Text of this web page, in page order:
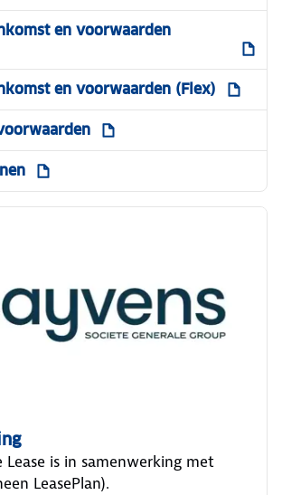
en voorwaarden
en voorwaarden (Flex)
Lease is in samenwerking met
LeasePlan).